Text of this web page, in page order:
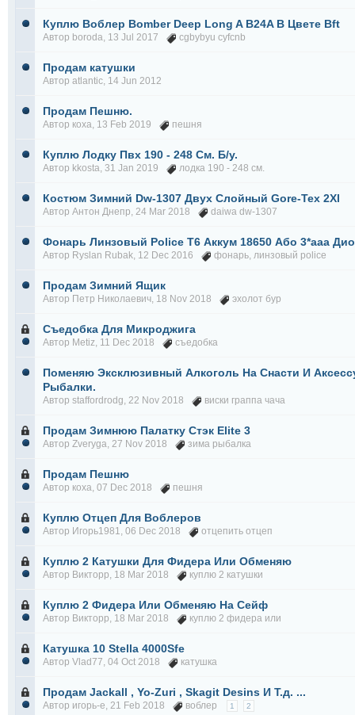
Куплю Воблер Bomber Deep Long A B24A В Цвете Bft
Автор boroda, 13 Jul 2017 cgbybyu cyfcnb
Продам катушки
Автор atlantic, 14 Jun 2012
Продам Пешню.
Автор коха, 13 Feb 2019 пешня
Куплю Лодку Пвх 190 - 248 См. Б/у.
Автор kkosta, 31 Jan 2019 лодка 190 - 248 см.
Костюм Зимний Dw-1307 Двух Слойный Gore-Tex 2Xl
Автор Антон Днепр, 24 Mar 2018 daiwa dw-1307
Фонарь Линзовый Police T6 Аккум 18650 Або 3*ааа
Автор Ryslan Rubak, 12 Dec 2016 фонарь, линзовый police
Продам Зимний Ящик
Автор Петр Николаевич, 18 Nov 2018 эхолот бур
Съедобка Для Микроджига
Автор Metiz, 11 Dec 2018 съедобка
Поменяю Эксклюзивный Алкоголь На Снасти И
Рыбалки.
Автор staffordrodg, 22 Nov 2018 виски граппа чача
Продам Зимнюю Палатку Стэк Elite 3
Автор Zveryga, 27 Nov 2018 зима рыбалка
Продам Пешню
Автор коха, 07 Dec 2018 пешня
Куплю Отцеп Для Воблеров
Автор Игорь1981, 06 Dec 2018 отцепить отцеп
Куплю 2 Катушки Для Фидера Или Обменяю
Автор Викторр, 18 Mar 2018 куплю 2 катушки
Куплю 2 Фидера Или Обменяю На Сейф
Автор Викторр, 18 Mar 2018 куплю 2 фидера или
Катушка 10 Stella 4000Sfe
Автор Vlad77, 04 Oct 2018 катушка
Продам Jackall , Yo-Zuri , Skagit Desins И Т.д. ...
Автор игорь-е, 21 Feb 2018 воблер 1 2